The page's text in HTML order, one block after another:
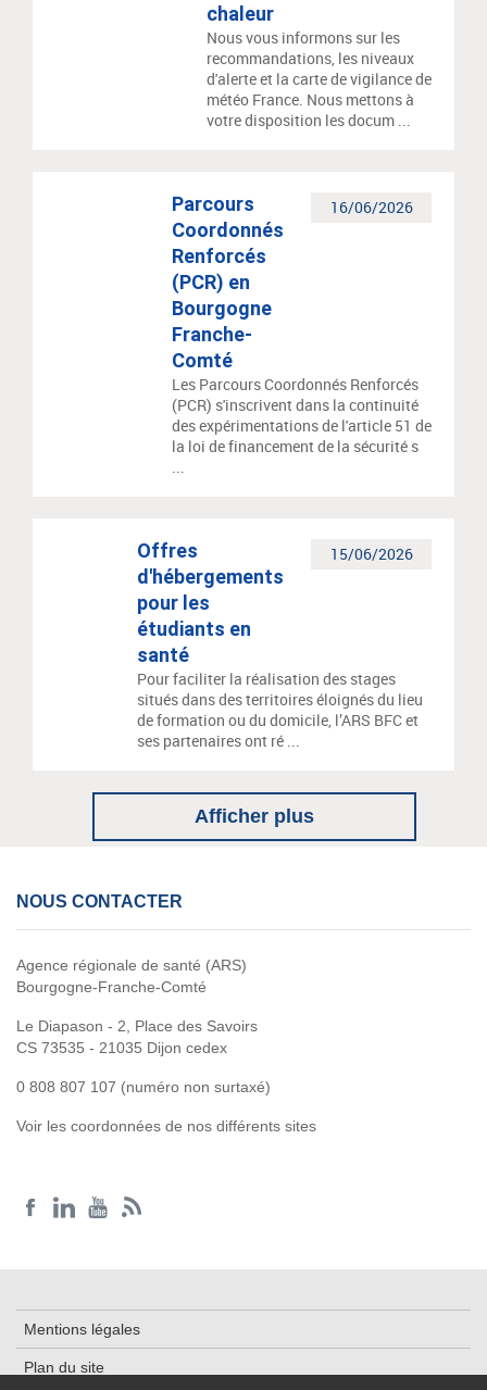
chaleur
Nous vous informons sur les
recommandations, les niveaux
d'alerte et la carte de vigilance de
météo France. Nous mettons à
votre disposition les docum ...
16/06/2026
Parcours
Coordonnés
Renforcés
(PCR) en
Bourgogne
Franche-
Comté
Les Parcours Coordonnés Renforcés
(PCR) s'inscrivent dans la continuité
des expérimentations de l'article 51 de
la loi de financement de la sécurité s
15/06/2026
Offres
d'hébergements
pour les
étudiants en
santé
Pour faciliter la réalisation des stages
situés dans des territoires éloignés du lieu
de formation ou du domicile, l’ARS BFC et
ses partenaires ont ré ...
Afficher plus
NOUS CONTACTER
Agence régionale de santé (ARS)
Bourgogne-Franche-Comté
Le Diapason - 2, Place des Savoirs
CS 73535 - 21035 Dijon cedex
0 808 807 107 (numéro non surtaxé)
Voir les coordonnées de nos différents sites
Mentions légales
Plan du site